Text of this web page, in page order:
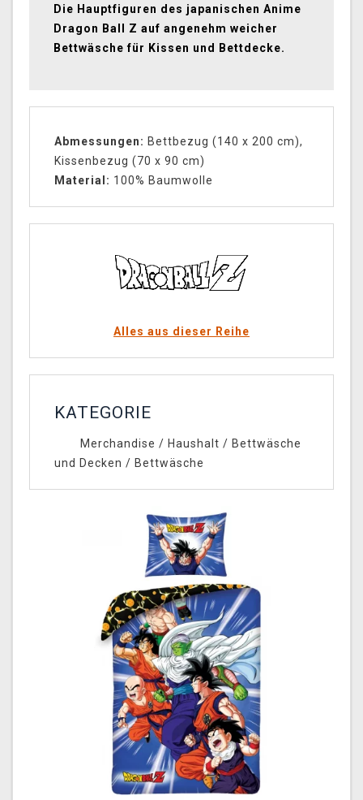
Die Hauptfiguren des japanischen Anime
Dragon Ball Z auf angenehm weicher
Bettwäsche für Kissen und Bettdecke.
Abmessungen: Bettbezug (140 x 200 cm),
Kissenbezug (70 x 90 cm)
Material : 100% Baumwolle
Alles aus dieser Reihe
KATEGORIE
Merchandise / Haushalt / Bettwäsche
und Decken / Bettwäsche